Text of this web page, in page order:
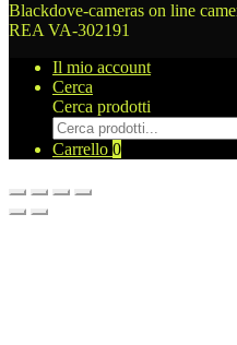
Blackdove-cameras on line
REA VA-302191
Il mio account
Cerca
Cerca prodotti
Carrello 0